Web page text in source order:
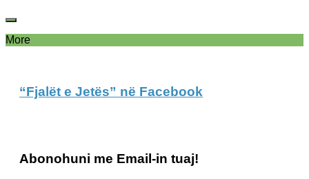
More
“Fjalët e Jetës” në Facebook
Abonohuni me Email-in tuaj!